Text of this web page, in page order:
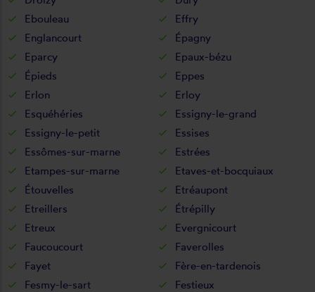
Ebouleau
Effry
Englancourt
Épagny
Eparcy
Epaux-bézu
Épieds
Eppes
Erlon
Erloy
Esquéhéries
Essigny-le-grand
Essigny-le-petit
Essises
Essômes-sur-marne
Estrées
Etampes-sur-marne
Etaves-et-bocquiaux
Étouvelles
Etréaupont
Etreillers
Étrépilly
Etreux
Evergnicourt
Faucoucourt
Faverolles
Fayet
Fère-en-tardenois
Fesmy-le-sart
Festieux